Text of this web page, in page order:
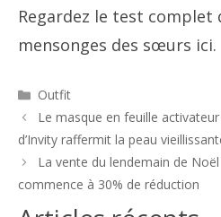
Regardez le test complet
mensonges des sœurs ici.
Catégories
Outfit
Navigation
des
articles
Le masque en feuille
d’Invity raffermit la peau
La vente du lendemain de
commence à 30% de réduction